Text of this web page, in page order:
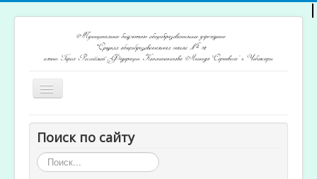
Включить/
выключить
Главная
Открытость и доступность образования
Поиск по сайту
Искать...